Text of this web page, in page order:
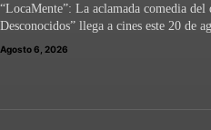
“LocaMente”: La aclamada comedia del
Desconocidos” llega a cines este 20 de
Agosto 6, 2026